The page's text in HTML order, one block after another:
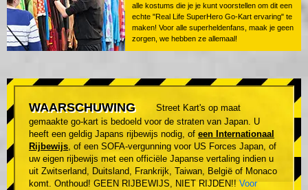
alle kostums die je je kunt voorstellen om dit een
echte "Real Life SuperHero Go-Kart ervaring" te
maken! Voor alle superheldenfans, maak je geen
zorgen, we hebben ze allemaal!
WAARSCHUWING
Street Kart's op maat
gemaakte go-kart is bedoeld voor de straten van Japan. U
heeft een geldig Japans rijbewijs nodig, of een Internationaal
Rijbewijs, of een SOFA-vergunning voor US Forces Japan, of
uw eigen rijbewijs met een officiële Japanse vertaling indien u
uit Zwitserland, Duitsland, Frankrijk, Taiwan, België of Monaco
komt. Onthoud! GEEN RIJBEWIJS, NIET RIJDEN!! Voor